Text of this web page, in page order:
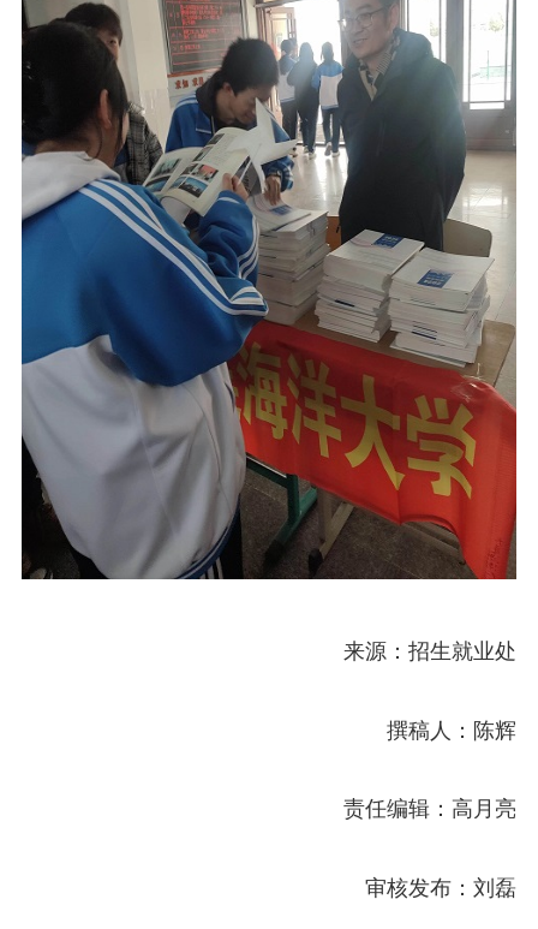
来源：招生就业处
撰稿人：陈辉
责任编辑：高月亮
审核发布：刘磊